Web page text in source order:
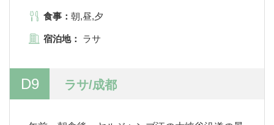
食事： 朝,昼,夕
宿泊地： ラサ
D9 ラサ/成都